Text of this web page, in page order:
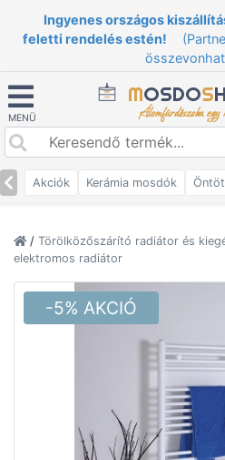
Ingyenes országos
feletti rendelés estén!
MENÜ
MOSDOS
Álomfürdőszoba egy
Akciók Kerámia mosdók
/ Törölközőszárító radiátor és
elektromos radiátor
-5% AKCIÓ